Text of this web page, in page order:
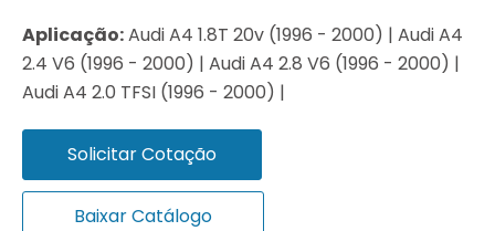
Aplicação:Audi A4 1.8T 20v (1996 - 2000) | Audi A4
2.4 V6 (1996 - 2000) | Audi A4 2.8 V6 (1996 - 2000) |
Audi A4 2.0 TFSI (1996 - 2000) |
Solicitar Cotação
Baixar Catálogo